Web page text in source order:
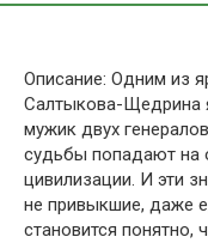
Описание: Одним из
Салтыкова-Щедрина
мужик двух
судьбы попадают на
цивилизации. И эти
не привыкшие, даже
становится понятно,